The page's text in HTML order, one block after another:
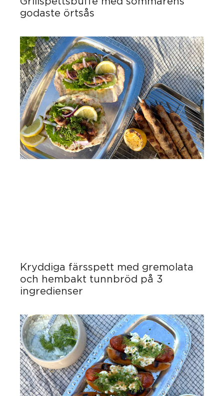
godaste örtsås
Kryddiga färsspett med gremolata
och hembakt tunnbröd på 3
ingredienser